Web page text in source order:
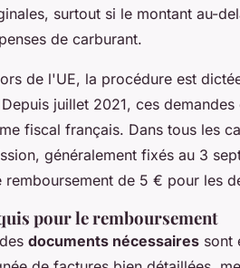
surtout si le montant au-
de carburant.
de l'UE, la procédure est
juillet 2021, ces
fiscal français. Dans tous les
généralement fixés au 3
de 5 € pour les
pour le remboursement
documents nécessaires sont